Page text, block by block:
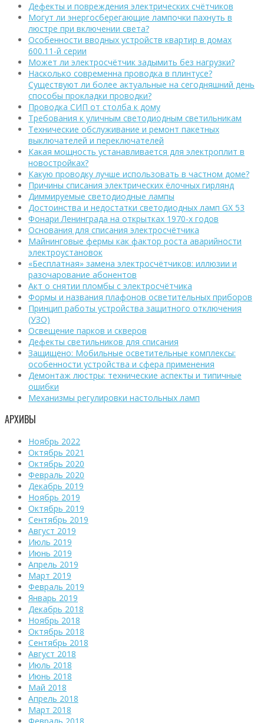
Дефекты и повреждения электрических счётчиков
Могут ли энергосберегающие лампочки пахнуть в
люстре при включении света?
Особенности вводных устройств квартир в домах
600.11-й серии
Может ли электросчётчик задымить без нагрузки?
Насколько современна проводка в плинтусе?
Существуют ли более актуальные на сегодняшний день
способы прокладки проводки?
Проводка СИП от столба к дому
Требования к уличным светодиодным светильникам
Технические обслуживание и ремонт пакетных
выключателей и переключателей
Какая мощность устанавливается для электроплит в
новостройках?
Какую проводку лучше использовать в частном доме?
Причины списания электрических ёлочных гирлянд
Диммируемые светодиодные лампы
Достоинства и недостатки светодиодных ламп GX 53
Фонари Ленинграда на открытках 1970-х годов
Основания для списания электросчётчика
Майнинговые фермы как фактор роста аварийности
электроустановок
«Бесплатная» замена электросчётчиков: иллюзии и
разочарование абонентов
Акт о снятии пломбы с электросчётчика
Формы и названия плафонов осветительных приборов
Принцип работы устройства защитного отключения
(УЗО)
Освещение парков и скверов
Дефекты светильников для списания
Защищено: Мобильные осветительные комплексы:
особенности устройства и сфера применения
Демонтаж люстры: технические аспекты и типичные
ошибки
Механизмы регулировки настольных ламп
АРХИВЫ
Ноябрь 2022
Октябрь 2021
Октябрь 2020
Февраль 2020
Декабрь 2019
Ноябрь 2019
Октябрь 2019
Сентябрь 2019
Август 2019
Июль 2019
Июнь 2019
Апрель 2019
Март 2019
Февраль 2019
Январь 2019
Декабрь 2018
Ноябрь 2018
Октябрь 2018
Сентябрь 2018
Август 2018
Июль 2018
Июнь 2018
Май 2018
Апрель 2018
Март 2018